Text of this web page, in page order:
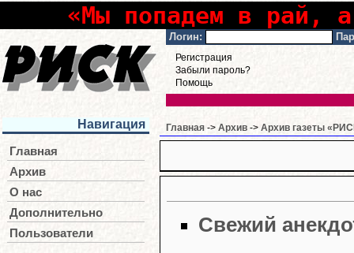
«Мы попадем в рай,
Логин:
Регистрация
Забыли пароль?
Помощь
Навигация
Главная
Архив
О нас
Дополнительно
Пользователи
Главная -> Архив -> Архив газеты
Свежий